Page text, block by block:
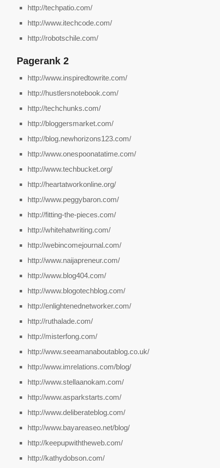
http://techpatio.com/
http://www.itechcode.com/
http://robotschile.com/
Pagerank 2
http://www.inspiredtowrite.com/
http://hustlersnotebook.com/
http://techchunks.com/
http://bloggersmarket.com/
http://blog.newhorizons123.com/
http://www.onespoonatatime.com/
http://www.techbucket.org/
http://heartatworkonline.org/
http://www.peggybaron.com/
http://fitting-the-pieces.com/
http://whitehatwriting.com/
http://webincomejournal.com/
http://www.naijapreneur.com/
http://www.blog404.com/
http://www.blogotechblog.com/
http://enlightenednetworker.com/
http://ruthalade.com/
http://misterfong.com/
http://www.seeamanaboutablog.co.uk/
http://www.imrelations.com/blog/
http://www.stellaanokam.com/
http://www.asparkstarts.com/
http://www.deliberateblog.com/
http://www.bayareaseo.net/blog/
http://keepupwiththeweb.com/
http://kathydobson.com/